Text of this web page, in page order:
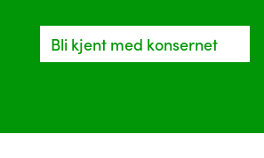
Bli kjent med konsernet